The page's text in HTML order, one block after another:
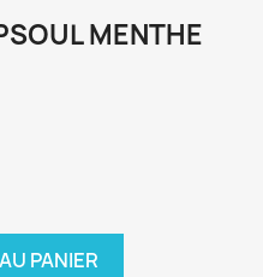
MENTHE
PANIER